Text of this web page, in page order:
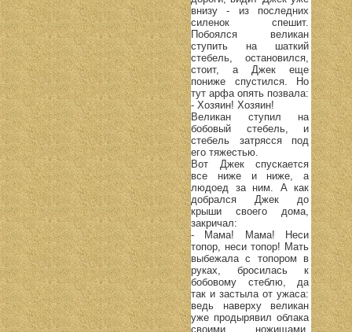
внизу - из последних
силенок спешит.
Побоялся великан
ступить на шаткий
стебель, остановился,
стоит, а Джек еще
пониже спустился. Но
тут арфа опять позвала:
- Хозяин! Хозяин!
Великан ступил на
бобовый стебель, и
стебель затрясся под
его тяжестью.
Вот Джек спускается
все ниже и ниже, а
людоед за ним. А как
добрался Джек до
крыши своего дома,
закричал:
- Мама! Мама! Неси
топор, неси топор! Мать
выбежала с топором в
руках, бросилась к
бобовому стеблю, да
так и застыла от ужаса:
ведь наверху великан
уже продырявил облака
своими ножищами.